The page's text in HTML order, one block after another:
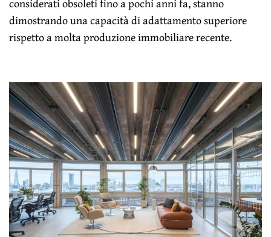
dimostrando una capacità di adattamento superiore
rispetto a molta produzione immobiliare recente.